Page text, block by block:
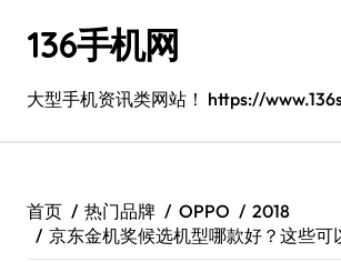
136手机网
大型手机资讯类网站！ https://
首页 热门品牌 OPPO
2018
京东金机奖候选机型哪款好？这些可